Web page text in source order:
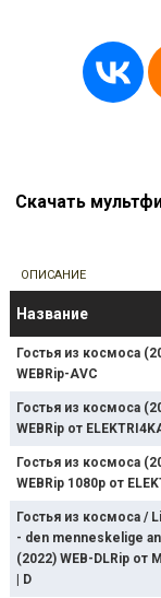
Скачать
ОПИСАНИЕ
Название
Гостья из космоса
WEBRip-AVC
Гостья из космоса
WEBRip от
Гостья из космоса
WEBRip 1080p от
Гостья из космоса /
- den menneskelige
(2022) WEB-DLRip от
| D